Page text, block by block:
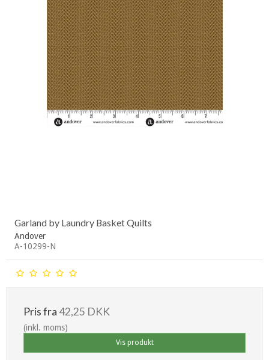
Garland by Laundry Basket Quilts
Andover
A-10299-N
Pris fra 42,25 DKK
(inkl. moms)
Vis produkt